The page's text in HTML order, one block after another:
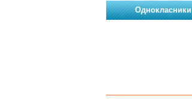
Однокласники